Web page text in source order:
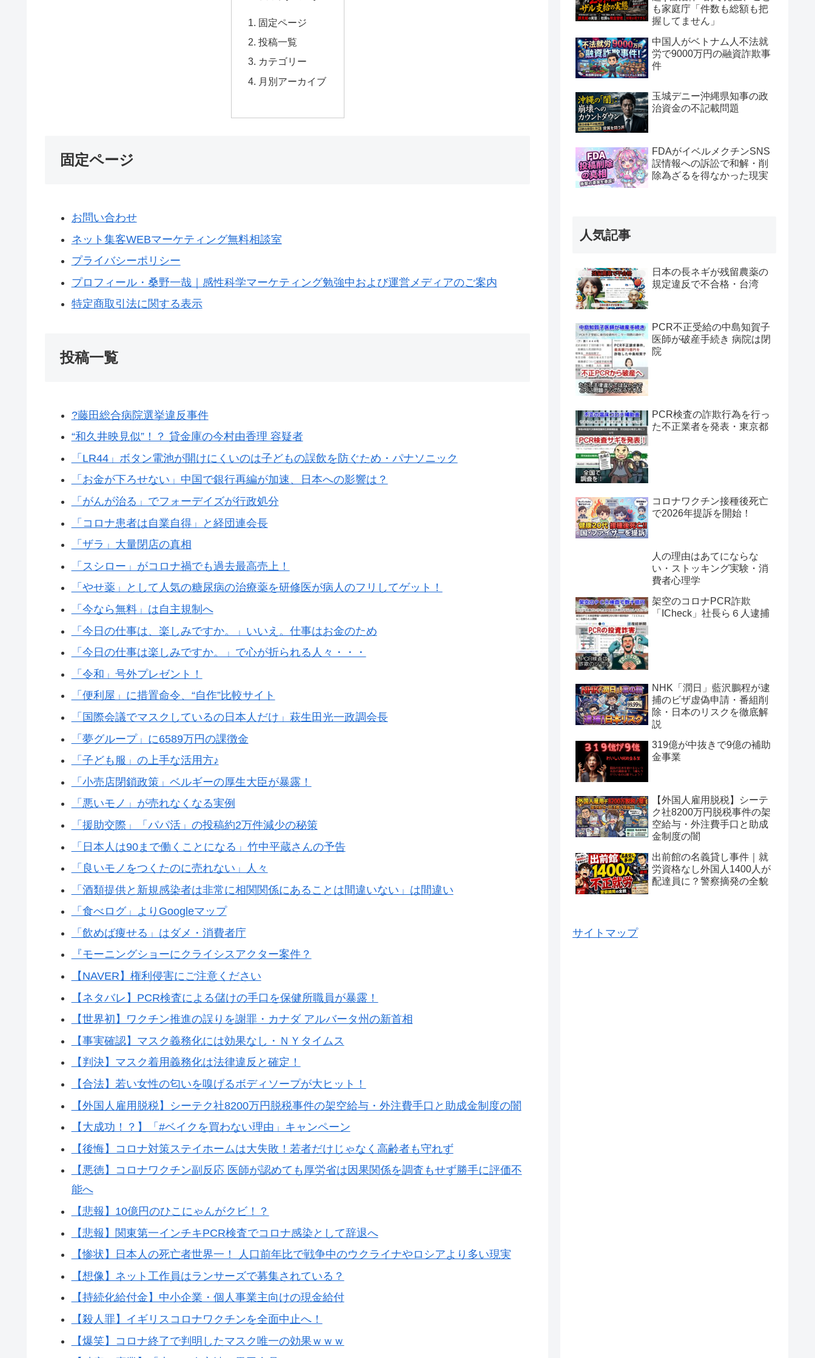
固定ページ
投稿一覧
カテゴリー
月別アーカイブ
固定ページ
お問い合わせ
ネット集客WEBマーケティング無料相談室
プライバシーポリシー
プロフィール・桑野一哉｜感性科学マーケティング勉強中および運営メディアのご案内
特定商取引法に関する表示
投稿一覧
?藤田総合病院選挙違反事件
“和久井映見似”！？ 貸金庫の今村由香理 容疑者
「LR44」ボタン電池が開けにくいのは子どもの誤飲を防ぐため・パナソニック
「お金が下ろせない」中国で銀行再編が加速、日本への影響は？
「がんが治る」でフォーデイズが行政処分
「コロナ患者は自業自得」と経団連会長
「ザラ」大量閉店の真相
「スシロー」がコロナ禍でも過去最高売上！
「やせ薬」として人気の糖尿病の治療薬を研修医が病人のフリしてゲット！
「今なら無料」は自主規制へ
「今日の仕事は、楽しみですか。」いいえ。仕事はお金のため
「今日の仕事は楽しみですか。」で心が折られる人々・・・
「令和」号外プレゼント！
「便利屋」に措置命令、“自作”比較サイト
「国際会議でマスクしているの日本人だけ」萩生田光一政調会長
「夢グループ」に6589万円の課徴金
「子ども服」の上手な活用方♪
「小売店閉鎖政策」ベルギーの厚生大臣が暴露！
「悪いモノ」が売れなくなる実例
「援助交際」「パパ活」の投稿約2万件減少の秘策
「日本人は90まで働くことになる」竹中平蔵さんの予告
「良いモノをつくたのに売れない」人々
「酒類提供と新規感染者は非常に相関関係にあることは間違いない」は間違い
「食べログ」よりGoogleマップ
「飲めば痩せる」はダメ・消費者庁
『モーニングショーにクライシスアクター案件？
【NAVER】権利侵害にご注意ください
【ネタバレ】PCR検査による儲けの手口を保健所職員が暴露！
【世界初】ワクチン推進の誤りを謝罪・カナダ アルバータ州の新首相
【事実確認】マスク義務化には効果なし・ＮＹタイムス
【判決】マスク着用義務化は法律違反と確定！
【合法】若い女性の匂いを嗅げるボディソープが大ヒット！
【外国人雇用脱税】シーテク社8200万円脱税事件の架空給与・外注費手口と助成金制度の闇
【大成功！？】「#ベイクを買わない理由」キャンペーン
【後悔】コロナ対策ステイホームは大失敗！若者だけじゃなく高齢者も守れず
【悪徳】コロナワクチン副反応 医師が認めても厚労省は因果関係を調査もせず勝手に評価不
能へ
【悲報】10億円のひこにゃんがクビ！？
【悲報】関東第一インチキPCR検査でコロナ感染として辞退へ
【惨状】日本人の死亡者世界一！ 人口前年比で戦争中のウクライナやロシアより多い現実
【想像】ネット工作員はランサーズで募集されている？
【持続化給付金】中小企業・個人事業主向けの現金給付
【殺人罪】イギリスコロナワクチンを全面中止へ！
【爆笑】コロナ終了で判明したマスク唯一の効果ｗｗｗ
も家庭庁「件数も総額も把
握してません」
中国人がベトナム人不法就
労で9000万円の融資詐欺事
件
玉城デニー沖縄県知事の政
治資金の不記載問題
FDAがイベルメクチンSNS
誤情報への訴訟で和解・削
除為ざるを得なかった現実
人気記事
日本の長ネギが残留農薬の
規定違反で不合格・台湾
PCR不正受給の中島知賀子
医師が破産手続き 病院は閉
院
PCR検査の詐欺行為を行っ
た不正業者を発表・東京都
コロナワクチン接種後死亡
で2026年提訴を開始！
人の理由はあてにならな
い・ストッキング実験・消
費者心理学
架空のコロナPCR詐欺
「ICheck」社長ら６人逮捕
NHK「潤日」藍沢鵬程が逮
捕のビザ虚偽申請・番組削
除・日本のリスクを徹底解
説
319億が中抜きで9億の補助
金事業
【外国人雇用脱税】シーテ
ク社8200万円脱税事件の架
空給与・外注費手口と助成
金制度の闇
出前館の名義貸し事件｜就
労資格なし外国人1400人が
配達員に？警察摘発の全貌
サイトマップ